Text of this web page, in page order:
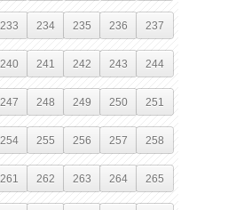
233 234 235 236 237
240 241 242 243 244
247 248 249 250 251
254 255 256 257 258
261 262 263 264 265